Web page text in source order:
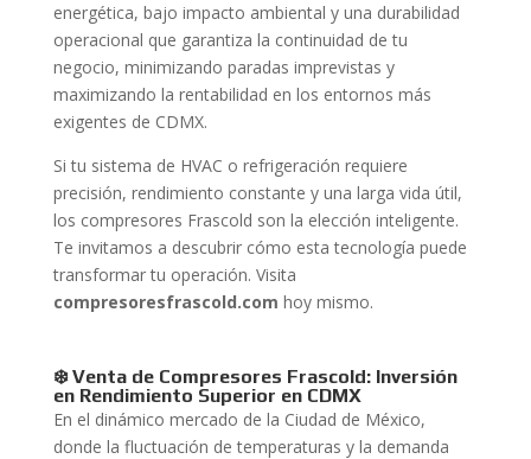
energética, bajo impacto ambiental y una durabilidad
operacional que garantiza la continuidad de tu
negocio, minimizando paradas imprevistas y
maximizando la rentabilidad en los entornos más
exigentes de CDMX.
Si tu sistema de HVAC o refrigeración requiere
precisión, rendimiento constante y una larga vida útil,
los compresores Frascold son la elección inteligente.
Te invitamos a descubrir cómo esta tecnología puede
transformar tu operación. Visita
compresoresfrascold.com hoy mismo.
❄️ Venta de Compresores Frascold: Inversión
en Rendimiento Superior en CDMX
En el dinámico mercado de la Ciudad de México,
donde la fluctuación de temperaturas y la demanda